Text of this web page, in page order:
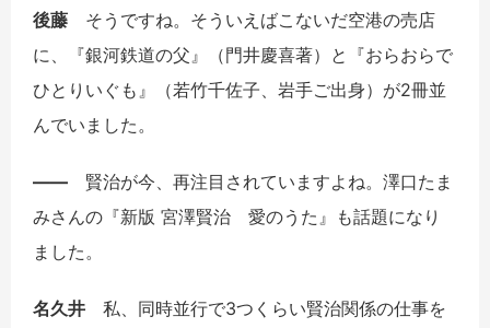
後藤 そうですね。そういえばこないだ空港の売店
に、『銀河鉄道の父』（門井慶喜著）と『おらおらで
ひとりいぐも』（若竹千佐子、岩手ご出身）が2冊並
んでいました。
―― 賢治が今、再注目されていますよね。澤口たま
みさんの『新版 宮澤賢治 愛のうた』も話題になり
ました。
名久井 私、同時並行で3つくらい賢治関係の仕事を